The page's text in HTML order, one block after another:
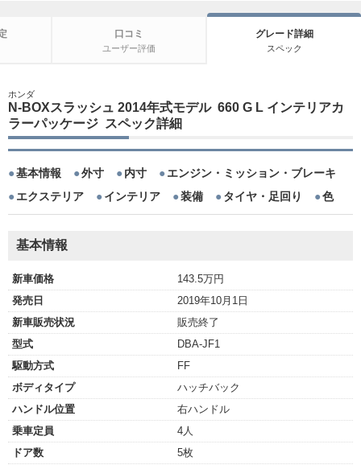
口コミ
ユーザー評価
グレード詳細
スペック
ホンダ
N-BOXスラッシュ 2014年式モデル 660 G L インテリアカ
ラーパッケージ スペック詳細
基本情報 外寸 内寸
エンジン・ミッション・ブレーキ
エクステリア
インテリア 装備 タイヤ・足回り 色
基本情報
新車価格
143.5万円
発売日
2019年10月1日
新車販売状況
販売終了
型式
DBA-JF1
駆動方式
FF
ボディタイプ
ハッチバック
ハンドル位置
右ハンドル
乗車定員
4人
ドア数
5枚